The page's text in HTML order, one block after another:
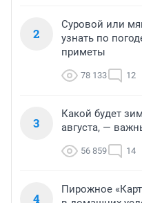
2
Суровой или
узнать по
приметы
78 133 12
3
Какой будет
августа, —
56 859 14
4
Пирожное